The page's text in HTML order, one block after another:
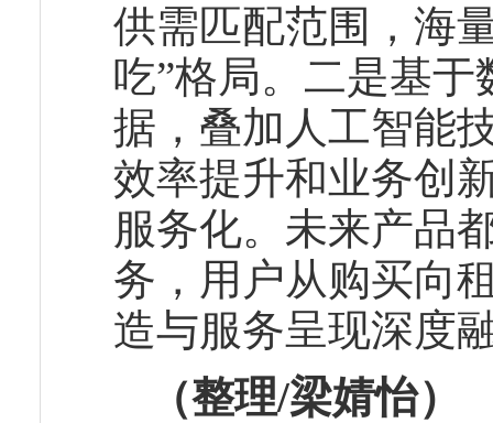
供需匹配范围，海
吃”格局。二是基
据，叠加人工智能
效率提升和业务创
服务化。未来产品
务，用户从购买向
造与服务呈现深度
（整理/梁婧怡）